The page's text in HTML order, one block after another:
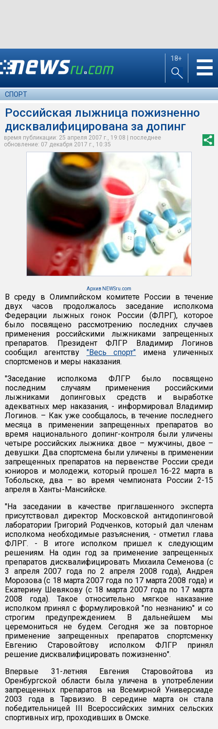
18+ ☰
СПОРТ
Российская лыжница пожизненно
дисквалифицирована за допинг
время публикации: 25 апреля 2007 г., 19:08 | последнее
обновление: 07 декабря 2017 г., 10:35
Архив NEWSru.com
В среду в Олимпийском комитете России в течение
двух часов продолжалось заседание исполкома
Федерации лыжных гонок России (ФЛРГ), которое
было посвящено рассмотрению последних случаев
применения российскими лыжниками запрещенных
препаратов. Президент ФЛГР Владимир Логинов
сообщил агентству "Весь спорт" имена уличенных
спортсменов и меры наказания.
"Заседание исполкома ФЛГР было посвящено
последним случаям применения российскими
лыжниками допинговых средств и выработке
адекватных мер наказания, - информировал Владимир
Логинов. – Как уже сообщалось, в течение последнего
месяца в применении запрещенных препаратов во
время национального допинг-контроля были уличены
четыре российских лыжника: двое – мужчины, двое –
девушки. Два спортсмена были уличены в применении
запрещенных препаратов на первенстве России среди
юниоров и молодежи, который прошел 16-22 марта в
Тобольске, два – во время чемпионата России 2-15
апреля в Ханты-Мансийске.
"На заседании в качестве приглашенного эксперта
присутствовал директор Московской антидопинговой
лаборатории Григорий Родченков, который дал членам
исполкома необходимые разъяснения, - отметил глава
ФЛРГ. - В итоге исполком пришел к следующим
решениям. На один год за применение запрещенных
препаратов дисквалифицировать Михаила Семенова (с
3 апреля 2007 года по 2 апреля 2008 года), Андрея
Морозова (с 18 марта 2007 года по 17 марта 2008 года) и
Екатерину Шевякову (с 18 марта 2007 года по 17 марта
2008 года). Такое относительно мягкое наказание
исполком принял с формулировкой "по незнанию" и со
строгим предупреждением. В дальнейшем мы
церемониться не будем. Сегодня же за повторное
применение запрещенных препаратов спортсменку
Евгению Старовойтову исполком ФЛГР принял
решение дисквалифицировать пожизненно".
Впервые 31-летняя Евгения Старовойтова из
Оренбургской области была уличена в употреблении
запрещенных препаратов на Всемирной Универсиаде
2003 года в Тарвизио. В середине марта он стала
победительницей III Всероссийских зимних сельских
спортивных игр, проходивших в Омске.